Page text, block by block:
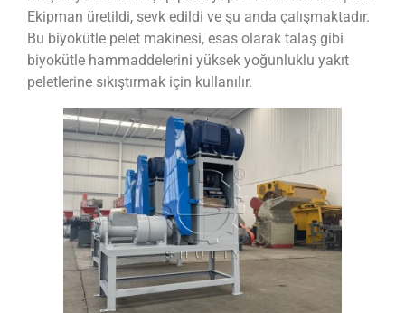
Ekipman üretildi, sevk edildi ve şu anda çalışmaktadır.
Bu biyokütle pelet makinesi, esas olarak talaş gibi
biyokütle hammaddelerini yüksek yoğunluklu yakıt
peletlerine sıkıştırmak için kullanılır.